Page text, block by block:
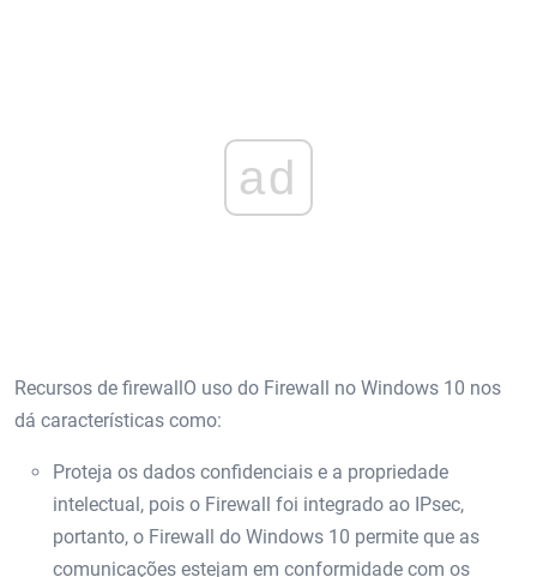
ad
Recursos de firewallO uso do Firewall no Windows 10 nos
dá características como:
Proteja os dados confidenciais e a propriedade
intelectual, pois o Firewall foi integrado ao IPsec,
portanto, o Firewall do Windows 10 permite que as
comunicações estejam em conformidade com os